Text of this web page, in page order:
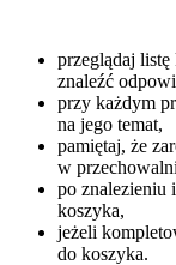
przeglądaj
znaleźć
przy każdym
na jego temat,
pamiętaj, że
w
po znalezieniu
koszyka,
jeżeli
do koszyka.